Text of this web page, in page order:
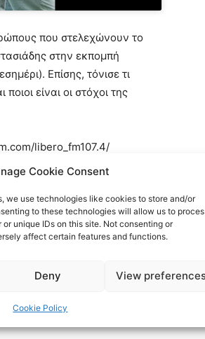
Cookie Consent
we use technologies like cookies to store and/or
to these technologies will allow us to
unique IDs on this site. Not consenting or
affect certain features and functions.
Deny View
Cookie Policy
που στελεχώνουν το
στην εκπομπή
Επίσης, τόνισε τι
είναι οι στόχοι της
libero_fm107.4/